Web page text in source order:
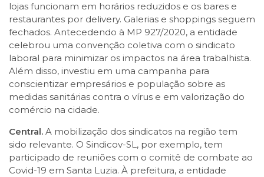
lojas funcionam em horários reduzidos e os bares e
restaurantes por delivery. Galerias e shoppings seguem
fechados. Antecedendo à MP 927/2020, a entidade
celebrou uma convenção coletiva com o sindicato
laboral para minimizar os impactos na área trabalhista.
Além disso, investiu em uma campanha para
conscientizar empresários e população sobre as
medidas sanitárias contra o vírus e em valorização do
comércio na cidade.
Central. A mobilização dos sindicatos na região tem
sido relevante. O Sindicov-SL, por exemplo, tem
participado de reuniões com o comitê de combate ao
Covid-19 em Santa Luzia. À prefeitura, a entidade